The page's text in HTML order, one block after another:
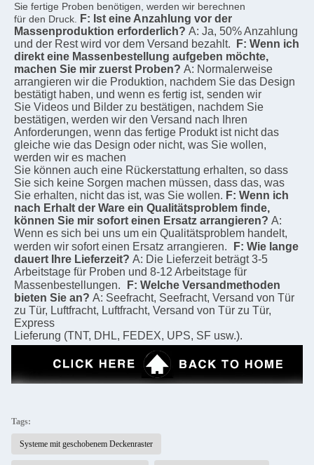
Sie fertige Proben benötigen, werden wir berechnen
für den Druck.
F: Ist eine Anzahlung vor der
Massenproduktion erforderlich? A: Ja, 50% Anzahlung
und der Rest wird vor dem Versand bezahlt.
F: Wenn ich
direkt eine Massenbestellung aufgeben möchte,
machen Sie mir zuerst Proben? A: Normalerweise
arrangieren wir die Produktion, nachdem Sie das Design
bestätigt haben, und wenn es fertig ist, senden wir
Sie Videos und Bilder zu bestätigen, nachdem Sie
bestätigen, werden wir den Versand nach Ihren
Anforderungen, wenn das fertige Produkt ist nicht das
gleiche wie das Design oder nicht, was Sie wollen,
werden wir es machen
Sie können auch eine Rückerstattung erhalten, so dass
Sie sich keine Sorgen machen müssen, dass das, was
Sie erhalten, nicht das ist, was Sie wollen. F: Wenn ich
nach Erhalt der Ware ein Qualitätsproblem finde,
können Sie mir sofort einen Ersatz arrangieren? A:
Wenn es sich bei uns um ein Qualitätsproblem handelt,
werden wir sofort einen Ersatz arrangieren.
F: Wie lange
dauert Ihre Lieferzeit? A: Die Lieferzeit beträgt 3-5
Arbeitstage für Proben und 8-12 Arbeitstage für
Massenbestellungen.
F: Welche Versandmethoden
bieten Sie an? A: Seefracht, Seefracht, Versand von Tür
zu Tür, Luftfracht, Luftfracht, Versand von Tür zu Tür,
Express
Lieferung (TNT, DHL, FEDEX, UPS, SF usw.).
Tags:
Systeme mit geschobenem Deckenraster